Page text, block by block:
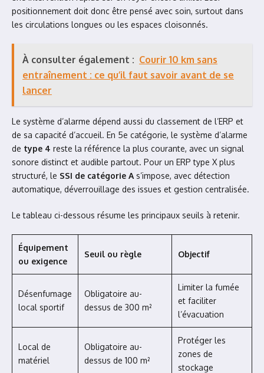
positionnement doit donc être pensé avec soin, surtout dans
les circulations longues ou les espaces cloisonnés.
À consulter également : Courir 10 km sans
entraînement : ce qu’il faut savoir avant de se
lancer
Le système d’alarme dépend aussi du classement de l’ERP et
de sa capacité d’accueil. En 5e catégorie, le système d’alarme
de type 4 reste la référence la plus courante, avec un signal
sonore distinct et audible partout. Pour un ERP type X plus
structuré, le SSI de catégorie A s’impose, avec détection
automatique, déverrouillage des issues et gestion centralisée.
Le tableau ci-dessous résume les principaux seuils à retenir.
Équipement
ou exigence
Seuil ou règle Objectif
Désenfumage
local sportif
Obligatoire au-
dessus de 300 m²
Limiter la fumée
et faciliter
l’évacuation
Local de
matériel
Obligatoire au-
dessus de 100 m²
Protéger les
zones de
stockage